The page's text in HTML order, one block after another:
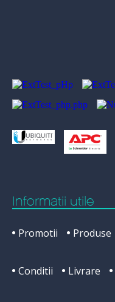
Informatii utile
Promotii Produse
Conditii Livrare